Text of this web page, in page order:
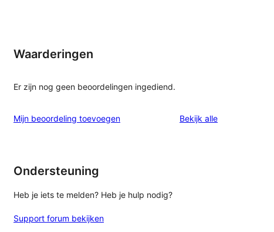
Waarderingen
Er zijn nog geen beoordelingen ingediend.
Mijn beoordeling toevoegen Bekijk allebeoordelingen
Ondersteuning
Heb je iets te melden? Heb je hulp nodig?
Support forum bekijken